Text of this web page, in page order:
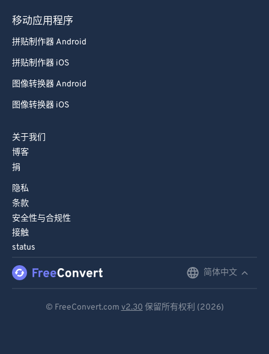
移动应用程序
拼贴制作器 Android
拼贴制作器 iOS
图像转换器 Android
图像转换器 iOS
关于我们
博客
捐
隐私
条款
安全性与合规性
接触
status
简体中文
© FreeConvert.com v2.30 保留所有权利 (2026)